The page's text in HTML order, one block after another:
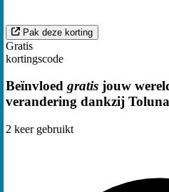
Pak deze korting
Gratis
kortingscode
Beïnvloed gratis jouw
verandering dankzij Toluna
2 keer gebruikt